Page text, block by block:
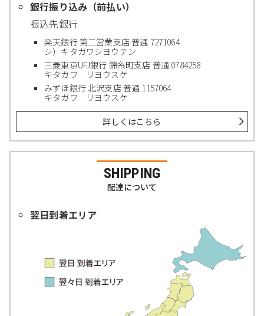
銀行振り込み（前払い）
振込先銀行
楽天銀行 第二営業支店 普通 7271064
シ）キタガワシヨウテン
三菱東京UFJ銀行 錦糸町支店 普通 0784258
キタガワ リヨウスケ
みずほ銀行 北沢支店 普通 1157064
キタガワ リヨウスケ
詳しくはこちら
SHIPPING
配達について
翌日到着エリア